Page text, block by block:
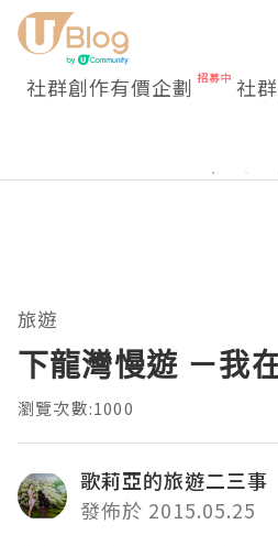
社群創作有價企劃 社
旅遊
下龍灣慢遊 －我
瀏覽次數:1000
歌莉亞的旅遊二三事
發佈於 2015.05.25